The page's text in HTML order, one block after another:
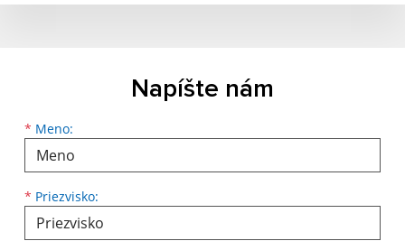
Napíšte nám
* Meno:
Meno
* Priezvisko:
Priezvisko
E-mailová adresa